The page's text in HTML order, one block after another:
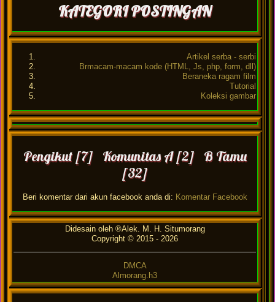
KATEGORI POSTINGAN
Artikel serba - serbi
Brmacam-macam kode (HTML, Js, php, form, dll)
Beraneka ragam film
Tutorial
Koleksi gambar
Pengikut [7] Komunitas A [2] B Tamu
[32]
Beri komentar dari akun facebook anda di: Komentar Facebook
Didesain oleh ®Alek. M. H. Situmorang
Copyright © 2015 - 2026
DMCA
Almorang.h3